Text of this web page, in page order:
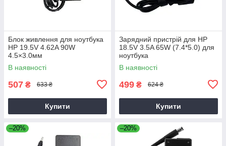
Блок живлення для ноутбука
HP 19.5V 4.62A 90W
4.5×3.0мм
В наявності
507 ₴ 633 ₴
Купити
Зарядний пристрій для HP
18.5V 3.5A 65W (7.4*5.0) для
ноутбука
В наявності
499 ₴ 624 ₴
Купити
–20% –20%